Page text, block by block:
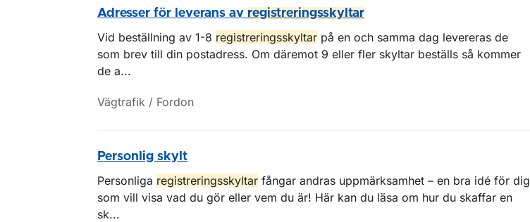
Adresser för leverans av registreringsskyltar
Vid beställning av 1-8 registreringsskyltar på en och samma dag levereras de
som brev till din postadress. Om däremot 9 eller fler skyltar beställs så kommer
de a...
Vägtrafik / Fordon
Personlig skylt
Personliga registreringsskyltar fångar andras uppmärksamhet – en bra idé för dig
som vill visa vad du gör eller vem du är! Här kan du läsa om hur du skaffar en
sk...